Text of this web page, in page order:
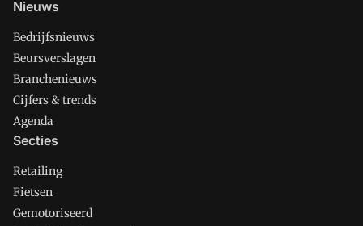
Nieuws
Bedrijfsnieuws
Beursverslagen
Branchenieuws
Cijfers & trends
Agenda
Secties
Retailing
Fietsen
Gemotoriseerd